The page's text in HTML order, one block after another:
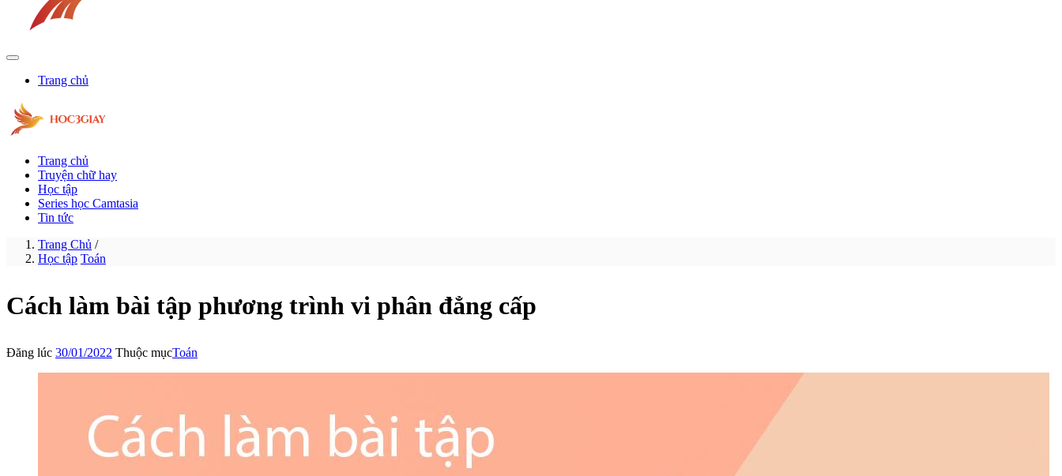
Trang chủ
Trang chủ
Truyện chữ hay
Học tập
Series học Camtasia
Tin tức
Trang Chủ /
Học tập Toán
Cách làm bài tập phương trình vi phân đẳng cấp
Đăng lúc 30/01/2022 Thuộc mụcToán